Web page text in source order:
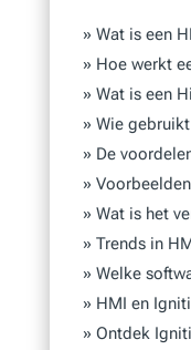
» Wat is een
» Hoe werkt
» Wat is een
» Wie
» De
» Voorbeelden
» Wat is het
» Trends in
» Welke
» HMI en
» Ontdek